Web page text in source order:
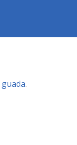
guada.